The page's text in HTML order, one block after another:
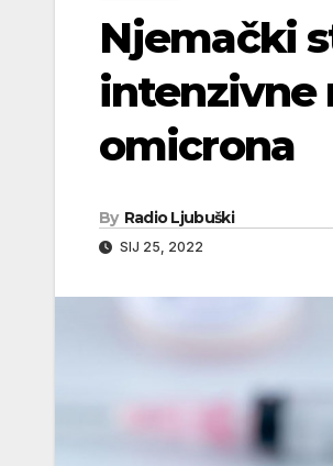
Njemački
intenzivne
omicrona
By Radio Ljubuški
SIJ 25, 2022